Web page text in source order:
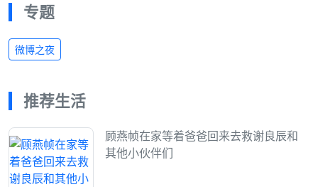
专题
微博之夜
推荐生活
顾燕帧在家等着爸爸回来去救谢良辰和
其他小伙伴们